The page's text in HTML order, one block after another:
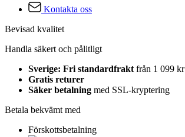
Kontakta oss
Bevisad kvalitet
Handla säkert och pålitligt
Sverige: Fri standardfrakt från 1 099 kr
Gratis returer
Säker betalning med SSL-kryptering
Betala bekvämt med
Förskottsbetalning